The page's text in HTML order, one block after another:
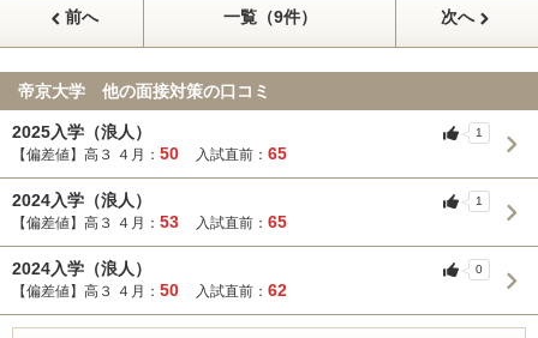
前へ 一覧（9件） 次へ
帝京大学 他の面接対策の口コミ
2025入学（浪人）
【偏差値】高３ ４月： 50 入試直前： 65
1
2024入学（浪人）
【偏差値】高３ ４月： 53 入試直前： 65
1
2024入学（浪人）
【偏差値】高３ ４月： 50 入試直前： 62
0